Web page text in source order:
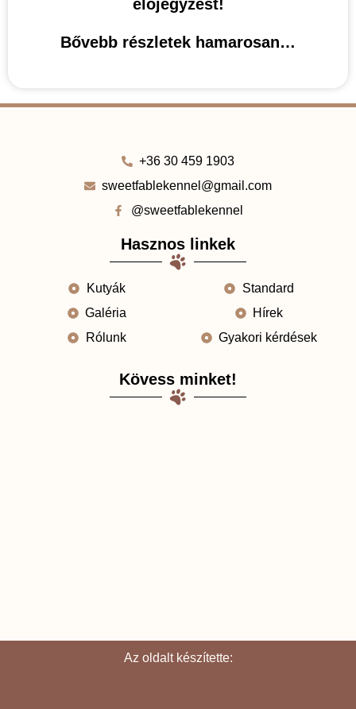
előjegyzést!
Bővebb részletek hamarosan…
+36 30 459 1903
sweetfablekennel@gmail.com
@sweetfablekennel
Hasznos linkek
Kutyák
Galéria
Rólunk
Standard
Hírek
Gyakori kérdések
Kövess minket!
Az oldalt készítette: